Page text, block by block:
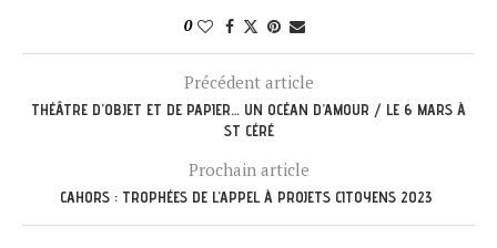
0
Précédent article
THÉÂTRE D’OBJET ET DE PAPIER… UN OCÉAN D’AMOUR / LE 6 MARS À
ST CÉRÉ
Prochain article
CAHORS : TROPHÉES DE L’APPEL À PROJETS CITOYENS 2023